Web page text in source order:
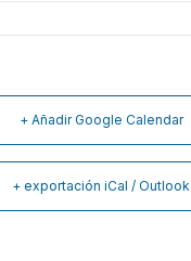
+ Añadir Google Calendar
+ exportación iCal / Outlook